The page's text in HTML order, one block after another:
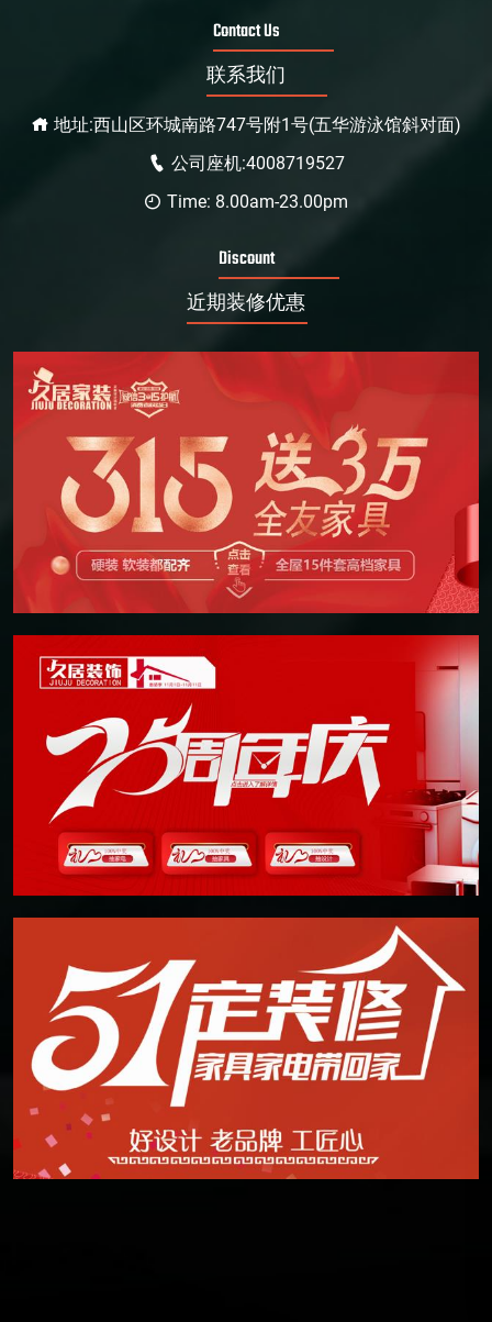
Contact Us
联系我们
地址:西山区环城南路747号附1号(五华游泳馆斜对面)
公司座机:4008719527
Time: 8.00am-23.00pm
Discount
近期装修优惠